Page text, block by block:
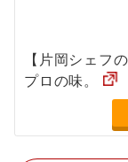
【片岡シェフ
プロの味。